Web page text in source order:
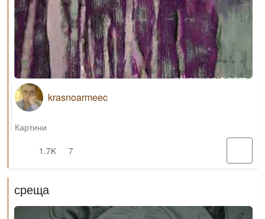
krasnoarmeec
Картини
1.7K
7
среща